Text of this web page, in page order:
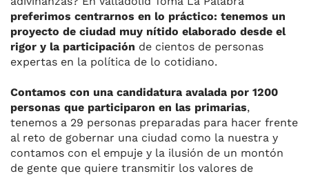
preferimos centrarnos en lo práctico: tenemos un
proyecto de ciudad muy nítido elaborado desde el
rigor y la participación de cientos de personas
expertas en la política de lo cotidiano.
Contamos con una candidatura avalada por 1200
personas que participaron en las primarias,
tenemos a 29 personas preparadas para hacer frente
al reto de gobernar una ciudad como la nuestra y
contamos con el empuje y la ilusión de un montón
de gente que quiere transmitir los valores de